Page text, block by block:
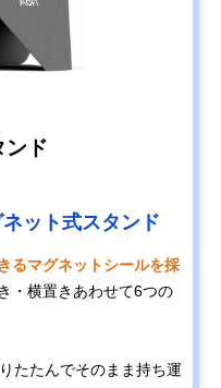
ンド
ット式スタンド
るマグネットシールを採
・横置きあわせて6つの
たたんでそのまま持ち運